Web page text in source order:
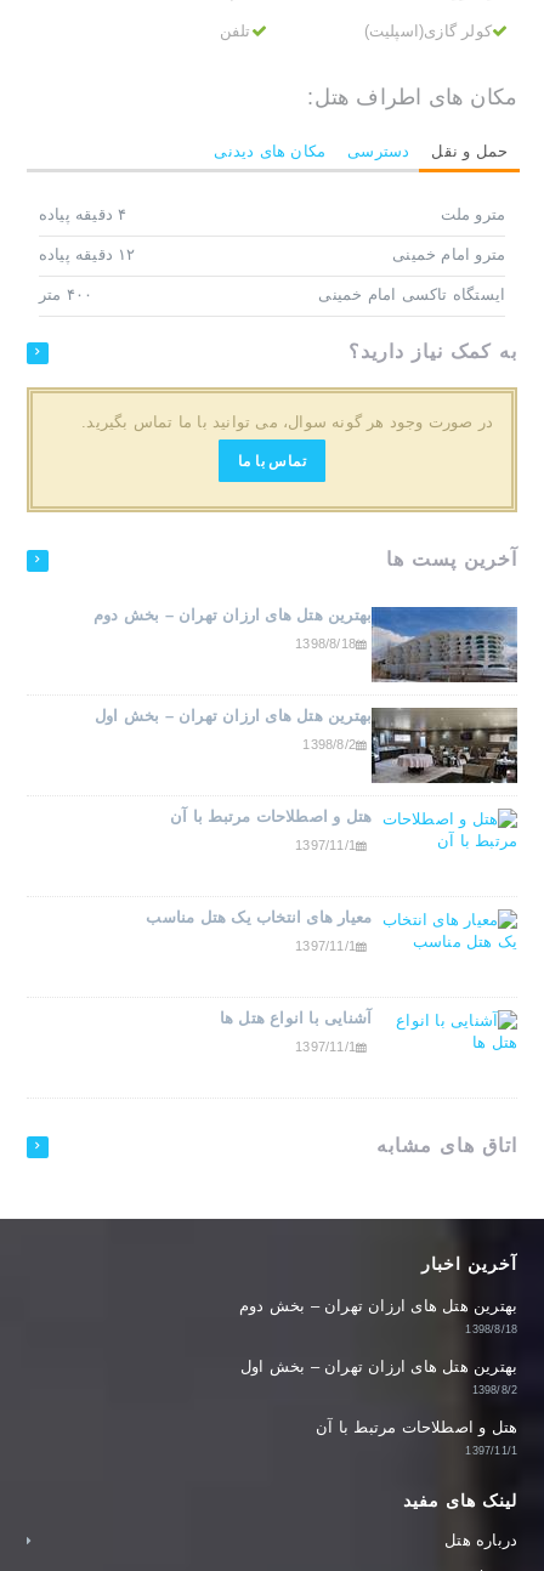
کولر گازی(اسپلیت) تلفن
مکان های اطراف هتل:
حمل و نقل دسترسی مکان های دیدنی
مترو ملت ۴ دقیقه پیاده
مترو امام خمینی ۱۲ دقیقه پیاده
ایستگاه تاکسی امام خمینی ۴۰۰ متر
به کمک نیاز دارید؟
در صورت وجود هر گونه سوال، می توانید با ما تماس بگیرید.
تماس با ما
آخرین پست ها
بهترین هتل های ارزان تهران – بخش دوم
1398/8/18
بهترین هتل های ارزان تهران – بخش اول
1398/8/2
هتل و اصطلاحات مرتبط با آن
1397/11/1
معیار های انتخاب یک هتل مناسب
1397/11/1
آشنایی با انواع هتل ها
1397/11/1
اتاق های مشابه
آخرین اخبار
بهترین هتل های ارزان تهران – بخش دوم
1398/8/18
بهترین هتل های ارزان تهران – بخش اول
1398/8/2
هتل و اصطلاحات مرتبط با آن
1397/11/1
لینک های مفید
درباره هتل